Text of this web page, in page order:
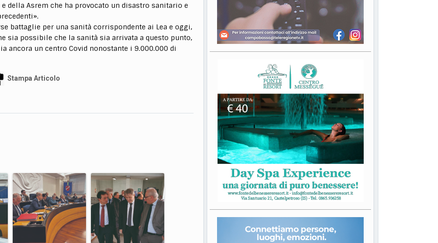
della Asrem che ha provocato un disastro sanitario e
battaglie per una sanità corrispondente ai Lea e oggi,
sia possibile che la sanità sia arrivata a questo punto,
ancora un centro Covid nonostante i 9.000.000 di
Stampa Articolo